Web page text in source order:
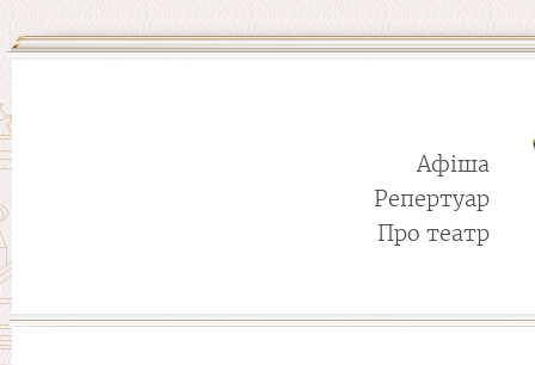
Афіша
Репертуар
Про театр